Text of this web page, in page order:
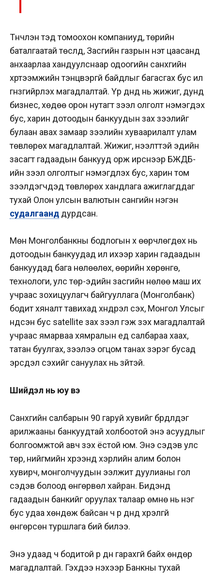
Түүнчлэн тэд томоохон компаниуд, төрийн
баталгаатай төслүүд, Засгийн газрын үнэт цаасанд
анхаарлаа хандуулснаар одоогийн санхүүгийн
хүртээмжийн тэнцвэргүй байдлыг багасгах бус илүү
гүнзгийрүүлэх магадлалтай. Үр дүнд нь жижиг, дунд
бизнес, хөдөө орон нутагт зээл олголт нэмэгдэх
бус, харин дотоодын банкуудын зах зээлийг
булаан авах замаар зээлийн хуваарилалт улам
төвлөрөх магадлалтай. Жижиг, нээлттэй эдийн
засагт гадаадын банкууд орж ирснээр БЖДБ-
ийн зээл олголтыг нэмэгдүүлэх бус, харин том
зээлдэгчдэд төвлөрөх хандлага ажиглагддаг
тухай Олон улсын валютын сангийн нэгэн
судалгаанд дурдсан.
Мөн Монголбанкны бодлогын хүү өөрчлөгдөх нь
дотоодын банкуудад илүү ихээр харин гадаадын
банкуудад бага нөлөөлөх, өөрийн хөрөнгө,
технологи, улс төр-эдийн засгийн нөлөө маш их
учраас зохицуулагч байгууллага (Монголбанк)
бодит хяналт тавихад хүндрэл үүсэх, Монгол Улсыг
үндсэн бус satellite зах зээл гэж үзэх магадлалтай
учраас ямарваа хямралын үед салбараа хаах,
татан буулгах, зээлээ огцом танах зэрэг бусад
эрсдэл үүсэхийг сануулах нь зүйтэй.
Шийдэл нь юу вэ
Санхүүгийн салбарын 90 гаруй хувийг бүрдүүлдэг
арилжааны банкуудтай холбоотой энэ асуудлыг
болгоомжтой авч үзэх ёстой юм. Энэ сэдэв улс
төр, нийгмийн хүрээнд хэрүүлийн алим болон
хувирч, монголчуудын ээлжит дуулианы гол
сэдэв болоод өнгөрвөл хайран. Бидэнд
гадаадын банкийг оруулах талаар өмнө нь нэг
бус удаа хөндөж байсан ч үр дүнд хүрэлгүй
өнгөрсөн туршлага бий билээ.
Энэ удаад ч бодитой үр дүн гарахгүй байх өндөр
магадлалтай. Гэхдээ үнэхээр Банкны тухай